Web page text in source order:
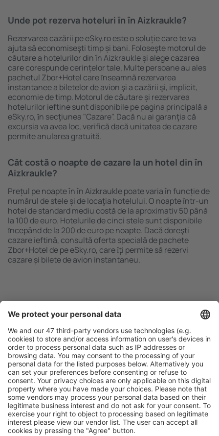
Unde pot rezerva hoteluri ȋn în Aizkraukle?
Rezervarea cazării pe eSky.ro este o soluție care te va
ajuta să economiseşti timp și bani. Foloseşte motorul de
căutare a hotelurilor din în Aizkraukle și alege cazarea
care corespunde cerințelor tale. Multe persoane au ales
pachetul Zbor+Hotel care ȋnseamnă rezervarea
instantanee a biletelor de avion şi a cazării şi, implicit,
economie de timp. Motorul de căutare și rezervarea
hotelurilor ieftine sunt disponibile pe pagina principală a
eSky.ro, ȋn secţiunea "Cazare". Dacă nu ai garanţia că
excursia va avea loc, verifică dacă unitatea de cazare
permite anularea gratuită.
Cât costă o noapte de cazare la un hotel din în
Aizkraukle?
Prețul pe noapte în în Aizkraukle poate varia în funcție de
numărul de stele și de locaţia hotelului. O noapte într-un
hotel de standard mediu costă de la aproximativ 50 până
la 100 de euro. Hotelurile de cinci stele sunt disponibile
ȋncepând de la 200 de euro pe noapte. Dacă doreşti
cazare ieftină, consultă oferta specială de pachete
Zbor+Hotel de pe eSky.ro, care ȋţi permite să rezervi
cazare și bilete de avion instantaneu.
Caută rapid şi uşor
Ofertă adaptată aşteptărilor tale.
Planifică ȋn siguranţă
Rezervare fără griji cu opțiune gratuită de anulare.
Economiseşte mai mult
Prețuri atractive și oferte speciale pentru utilizatorii
conectați.